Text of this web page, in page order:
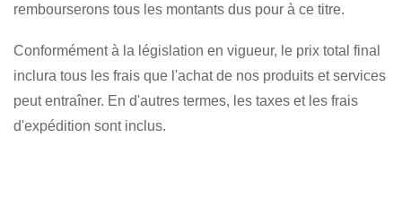
rembourserons tous les montants dus pour à ce titre.
Conformément à la législation en vigueur, le prix total final
inclura tous les frais que l'achat de nos produits et services
peut entraîner. En d'autres termes, les taxes et les frais
d'expédition sont inclus.